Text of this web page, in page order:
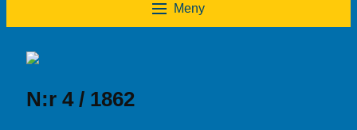
Meny
N:r 4 / 1862